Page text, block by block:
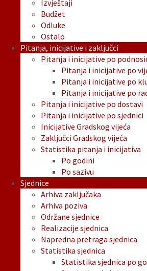
Izvještaji
Budžet
Odluke
Ostalo
Pitanja, inicijative i zaključci
Pitanja i inicijative po
Pitanja i inicijative po
Pitanja i inicijative po
Pitanja i inicijative po
Pitanja i inicijative po dostavi
Pitanja i inicijative po sjednici
Inicijative Gradskog vijeća
Zaključci Gradskog vijeća
Statistika pitanja i inicijativa
Po godini
Po sazivu
Sjednice
Arhiva zaključaka
Arhiva poziva
Održane sjednice
Realizacije sjednica
Napredna pretraga sjednica
Statistika sjednica
Statistika sjednica po